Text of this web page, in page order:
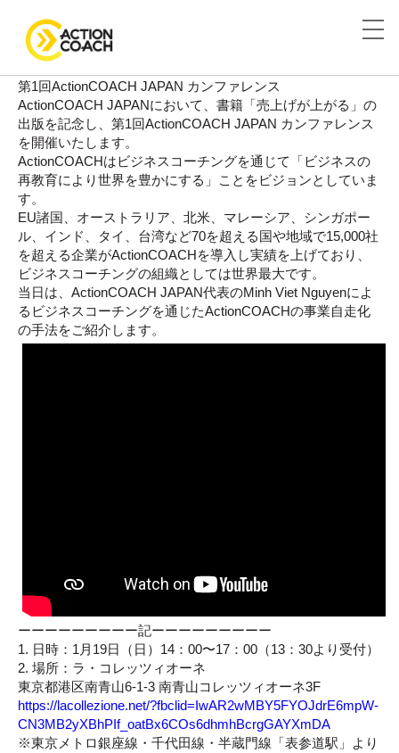
第1回ActionCOACH JAPAN カンファレンス
ActionCOACH JAPANにおいて、書籍「売上げが上がる」の
出版を記念し、第1回ActionCOACH JAPAN カンファレンス
を開催いたします。
ActionCOACHはビジネスコーチングを通じて「ビジネスの
再教育により世界を豊かにする」ことをビジョンとしていま
す。
EU諸国、オーストラリア、北米、マレーシア、シンガポー
ル、インド、タイ、台湾など70を超える国や地域で15,000社
を超える企業がActionCOACHを導入し実績を上げており、
ビジネスコーチングの組織としては世界最大です。
当日は、ActionCOACH JAPAN代表のMinh Viet Nguyenによ
るビジネスコーチングを通じたActionCOACHの事業自走化
の手法をご紹介します。
ーーーーーーーーー記ーーーーーーーーー
1. 日時：1月19日（日）14：00〜17：00（13：30より受付）
2. 場所：ラ・コレッツィオーネ
東京都港区南青山6-1-3 南青山コレッツィオーネ3F
https://lacollezione.net/?fbclid=IwAR2wMBY5FYOJdrE6mpW-
CN3MB2yXBhPIf_oatBx6COs6dhmhBcrgGAYXmDA
※東京メトロ銀座線・千代田線・半蔵門線「表参道駅」より